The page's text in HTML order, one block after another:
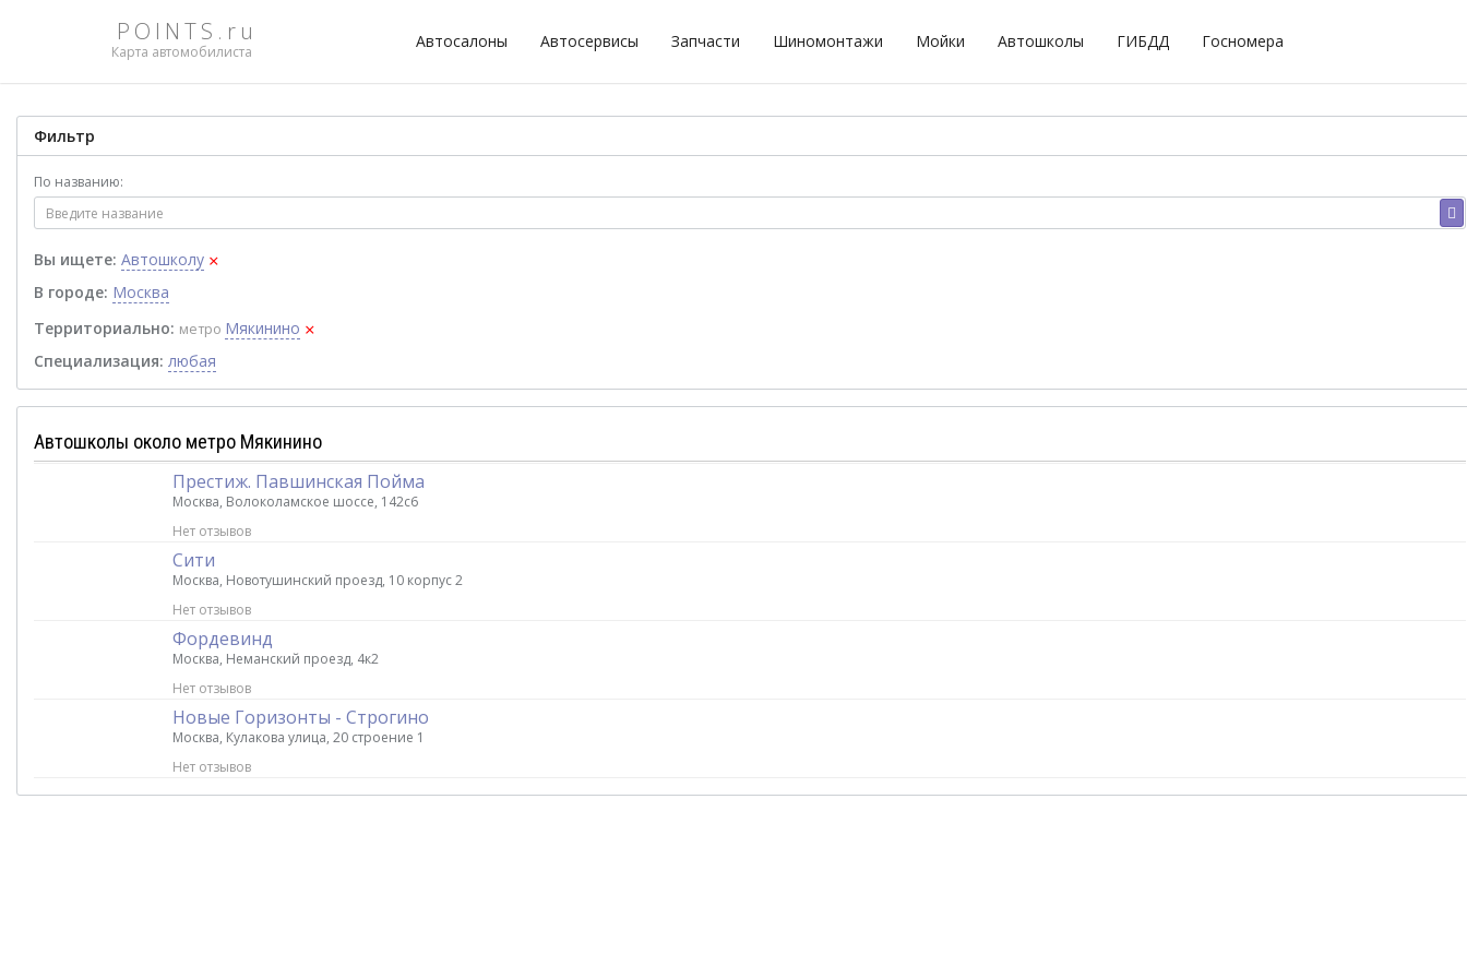
POINTS.ru
Карта автомобилиста
Автосалоны Автосервисы Запчасти Шиномонтажи Мойки Автошколы ГИБДД Госномера
Фильтр
По названию:
Вы ищете: Автошколу ×
В городе: Москва
Территориально: метро Мякинино ×
Специализация: любая
Автошколы около метро Мякинино
Престиж. Павшинская Пойма
Москва, Волоколамское шоссе, 142с6
Нет отзывов
Сити
Москва, Новотушинский проезд, 10 корпус 2
Нет отзывов
Фордевинд
Москва, Неманский проезд, 4к2
Нет отзывов
Новые Горизонты - Строгино
Москва, Кулакова улица, 20 строение 1
Нет отзывов